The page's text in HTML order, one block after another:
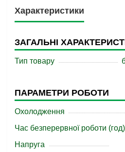
Характеристики
ЗАГАЛЬНІ
Тип товару
ПАРАМЕТРИ РОБОТИ
Охолодження
Час безперервної роботи (год)
Напруга